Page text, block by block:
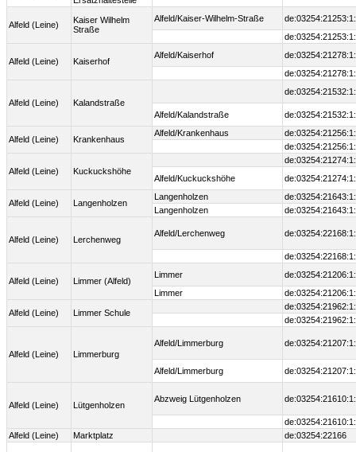
Alfeld (Leine)
Kaiser Wilhelm
Straße
Alfeld/Kaiser-Wilhelm-Straße
Alfeld (Leine) Kaiserhof
Alfeld/Kaiserhof
Alfeld (Leine) Kalandstraße
Alfeld/Kalandstraße
Alfeld (Leine) Krankenhaus
Alfeld/Krankenhaus
Alfeld (Leine) Kuckuckshöhe
Alfeld/Kuckuckshöhe
Alfeld (Leine) Langenholzen
Langenholzen
Langenholzen
Alfeld (Leine) Lerchenweg
Alfeld/Lerchenweg
Alfeld (Leine) Limmer (Alfeld)
Limmer
Limmer
Alfeld (Leine) Limmer Schule
Alfeld (Leine) Limmerburg
Alfeld/Limmerburg
Alfeld/Limmerburg
Alfeld (Leine) Lütgenholzen
Abzweig Lütgenholzen
Alfeld (Leine)
Marktplatz de:03254:22166